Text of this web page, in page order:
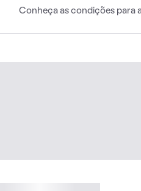
Conheça as condições para